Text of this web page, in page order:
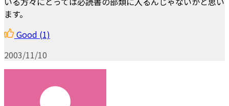
ます。
Good (1)
2003/11/10